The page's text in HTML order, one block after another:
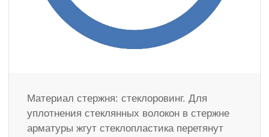
Материал стержня: стеклоровинг. Для
уплотнения стеклянных волокон в стержне
арматуры жгут стеклопластика перетянут